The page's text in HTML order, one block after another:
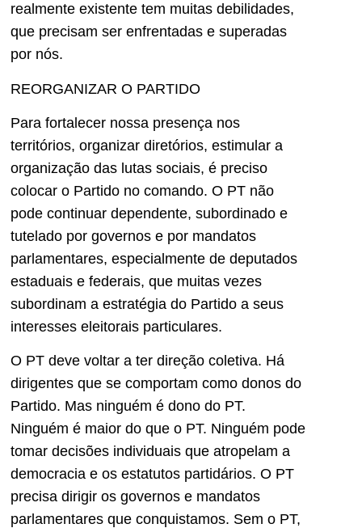
realmente existente tem muitas debilidades,
que precisam ser enfrentadas e superadas
por nós.
REORGANIZAR O PARTIDO
Para fortalecer nossa presença nos
territórios, organizar diretórios, estimular a
organização das lutas sociais, é preciso
colocar o Partido no comando. O PT não
pode continuar dependente, subordinado e
tutelado por governos e por mandatos
parlamentares, especialmente de deputados
estaduais e federais, que muitas vezes
subordinam a estratégia do Partido a seus
interesses eleitorais particulares.
O PT deve voltar a ter direção coletiva. Há
dirigentes que se comportam como donos do
Partido. Mas ninguém é dono do PT.
Ninguém é maior do que o PT. Ninguém pode
tomar decisões individuais que atropelam a
democracia e os estatutos partidários. O PT
precisa dirigir os governos e mandatos
parlamentares que conquistamos. Sem o PT,